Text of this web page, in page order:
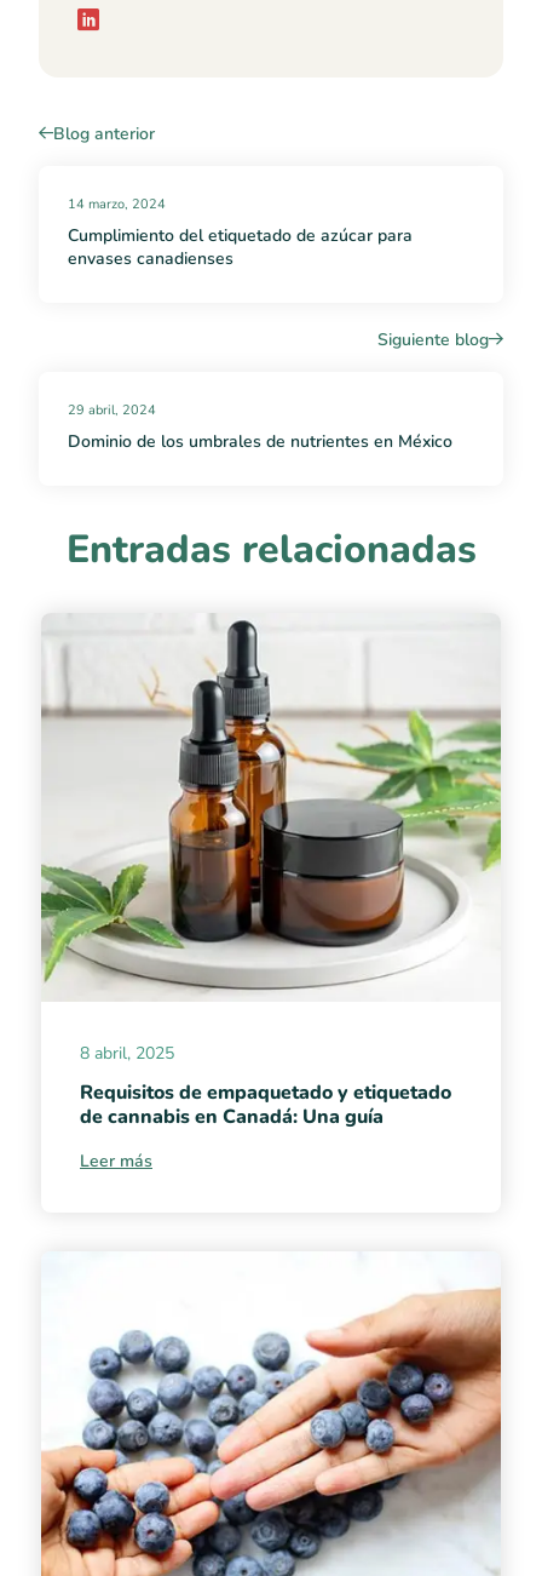
Blog anterior
14 marzo, 2024
Cumplimiento del etiquetado de azúcar para
envases canadienses
Siguiente blog
29 abril, 2024
Dominio de los umbrales de nutrientes en México
Entradas relacionadas
8 abril, 2025
Requisitos de empaquetado y etiquetado
de cannabis en Canadá: Una guía
Leer más